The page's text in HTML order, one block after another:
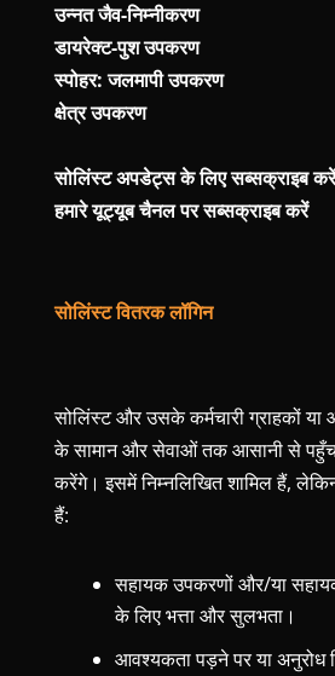
उन्नत जैव-निम्नीकरण
डायरेक्ट-पुश उपकरण
स्पोहर: जलमापी उपकरण
क्षेत्र उपकरण
सोलिंस्ट अपडेट्स के लिए सब्सक्राइब करें
हमारे यूट्यूब चैनल पर सब्सक्राइब करें
सोलिंस्ट वितरक लॉगिन
सोलिंस्ट और उसके कर्मचारी ग्राहकों
के सामान और सेवाओं तक आसानी से
करेंगे। इसमें निम्नलिखित शामिल हैं,
हैं:
सहायक उपकरणों और/या
के लिए भत्ता और सुलभता।
आवश्यकता पड़ने पर या अनुरोध